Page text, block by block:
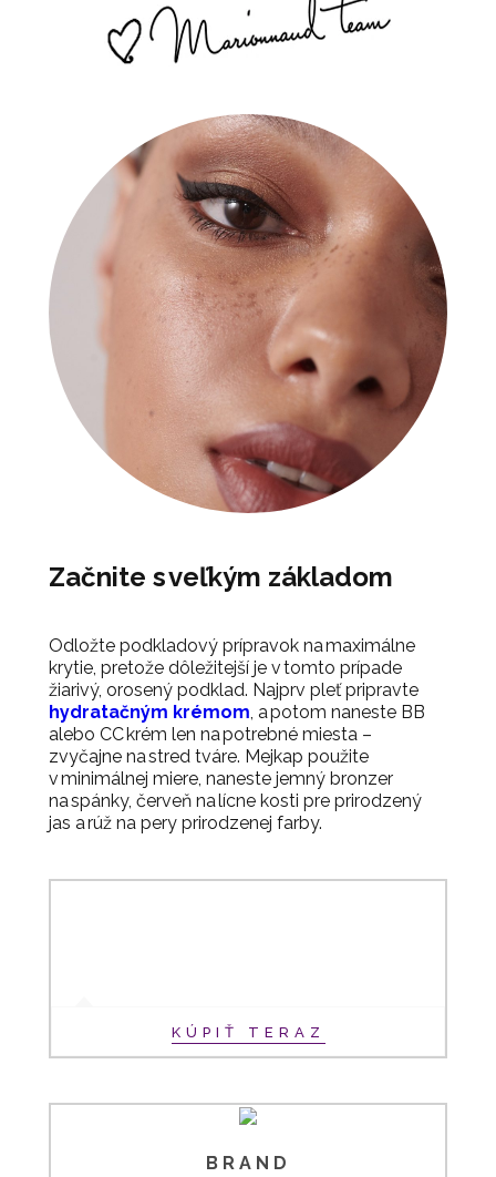
Začnite s veľkým základom
Odložte podkladový prípravok na maximálne
krytie, pretože dôležitejší je v tomto prípade
žiarivý, orosený podklad. Najprv pleť pripravte
hydratačným krémom , a potom naneste BB
alebo CC krém len na potrebné miesta –
zvyčajne na stred tváre. Mejkap použite
v minimálnej miere, naneste jemný bronzer
na spánky, červeň na lícne kosti pre prirodzený
jas a rúž na pery prirodzenej farby.
KÚPIŤ TERAZ
BRAND